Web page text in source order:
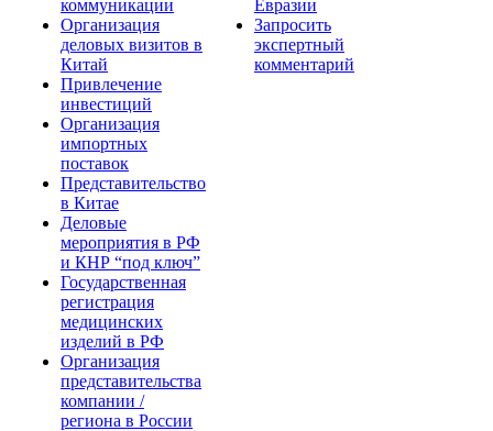
коммуникации
Организация
деловых визитов в
Китай
Привлечение
инвестиций
Организация
импортных
поставок
Представительство
в Китае
Деловые
мероприятия в РФ
и КНР “под ключ”
Государственная
регистрация
медицинских
изделий в РФ
Организация
представительства
компании /
региона в России
Евразии
Запросить
экспертный
комментарий